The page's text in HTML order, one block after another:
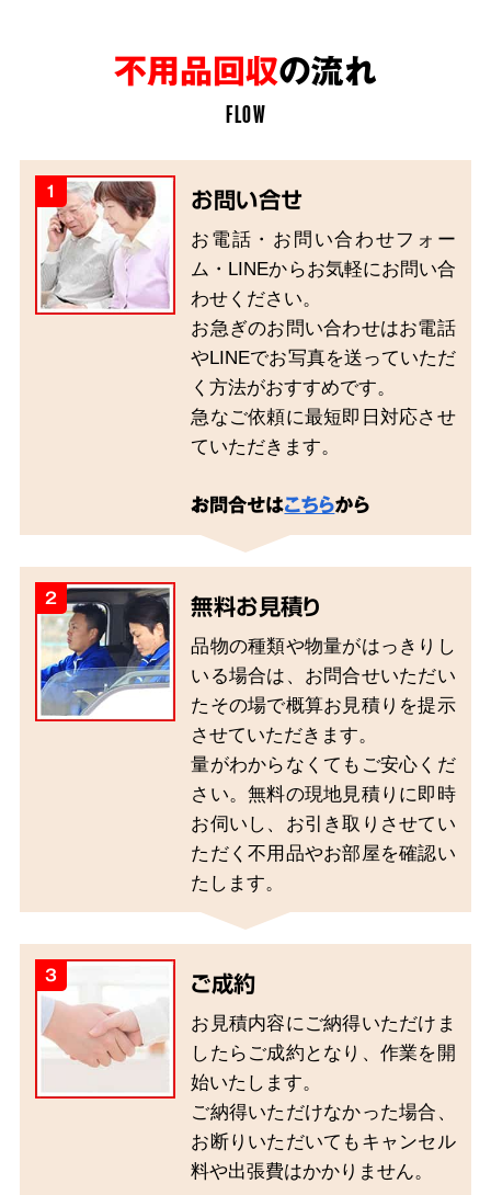
不用品回収の流れ
FLOW
1 お問い合せ
お電話・お問い合わせフォー
ム・LINEからお気軽にお問い合
わせください。
お急ぎのお問い合わせはお電話
やLINEでお写真を送っていただ
く方法がおすすめです。
急なご依頼に最短即日対応させ
ていただきます。
お問合せはこちらから
2 無料お見積り
品物の種類や物量がはっきりし
いる場合は、お問合せいただい
たその場で概算お見積りを提示
させていただきます。
量がわからなくてもご安心くだ
さい。無料の現地見積りに即時
お伺いし、お引き取りさせてい
ただく不用品やお部屋を確認い
たします。
3 ご成約
お見積内容にご納得いただけま
したらご成約となり、作業を開
始いたします。
ご納得いただけなかった場合、
お断りいただいてもキャンセル
料や出張費はかかりません。